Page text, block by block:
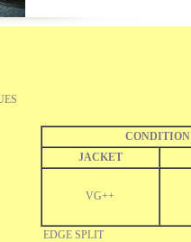
CONDITION
JACKET
VG++
EDGE SPLIT